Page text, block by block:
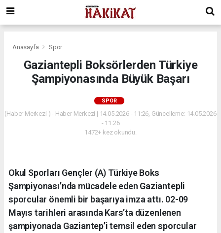
Anasayfa Spor
Gaziantepli Boksörlerden Türkiye
Şampiyonasında Büyük Başarı
SPOR
(Haber Merkezi ) - Haber Merkezi | 14.05.2026 - 11:26, Güncelleme: 14.05.2026
- 11:26
1472+ kez okundu.
Okul Sporları Gençler (A) Türkiye Boks
Şampiyonası’nda mücadele eden Gaziantepli
sporcular önemli bir başarıya imza attı. 02-09
Mayıs tarihleri arasında Kars’ta düzenlenen
şampiyonada Gaziantep’i temsil eden sporcular